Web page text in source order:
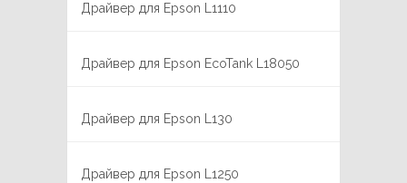
Драйвер для Epson L1110
Драйвер для Epson EcoTank L18050
Драйвер для Epson L130
Драйвер для Epson L1250